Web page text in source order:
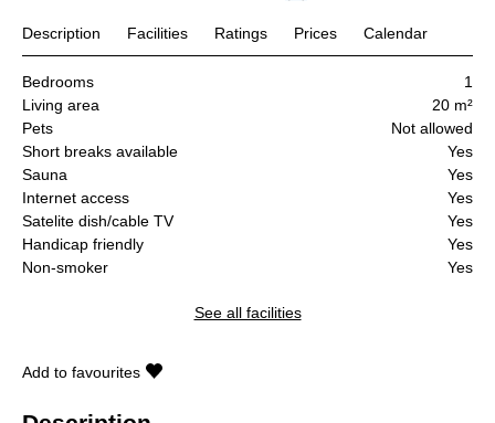
Description Facilities Ratings Prices Calendar
Bedrooms
1
Living area
20 m²
Pets
Not allowed
Short breaks available
Yes
Sauna
Yes
Internet access
Yes
Satelite dish/cable TV
Yes
Handicap friendly
Yes
Non-smoker
Yes
See all facilities
Add to favourites